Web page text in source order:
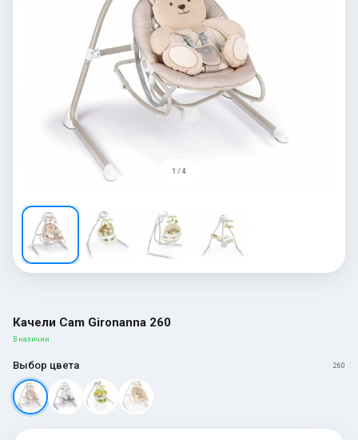
1 / 4
Качели Cam Gironanna 260
В наличии
Выбор цвета 260